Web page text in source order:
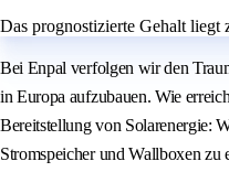
Das prognostizierte Gehalt liegt
Bei Enpal verfolgen wir den
in Europa aufzubauen. Wie
Bereitstellung von Solarenergie:
Stromspeicher und Wallboxen